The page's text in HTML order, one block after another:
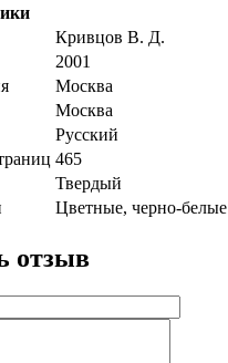
Кривцов В. Д.
2001
Москва
Москва
Русский
465
Твердый
Цветные, черно-белые
отзыв